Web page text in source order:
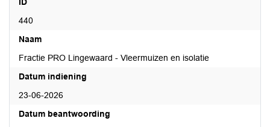
440
Naam
Fractie PRO Lingewaard - Vleermuizen en isolatie
Datum indiening
23-06-2026
Datum beantwoording